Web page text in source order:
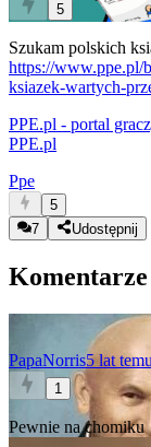
5
Szukam polskich
https://www.ppe.pl/
ksiazek-wartych-
PPE.pl - portal
PPE.pl
Ppe
5
7
Udostępnij
PapaNorris5 lat temu
1
Pewnie na chomiku